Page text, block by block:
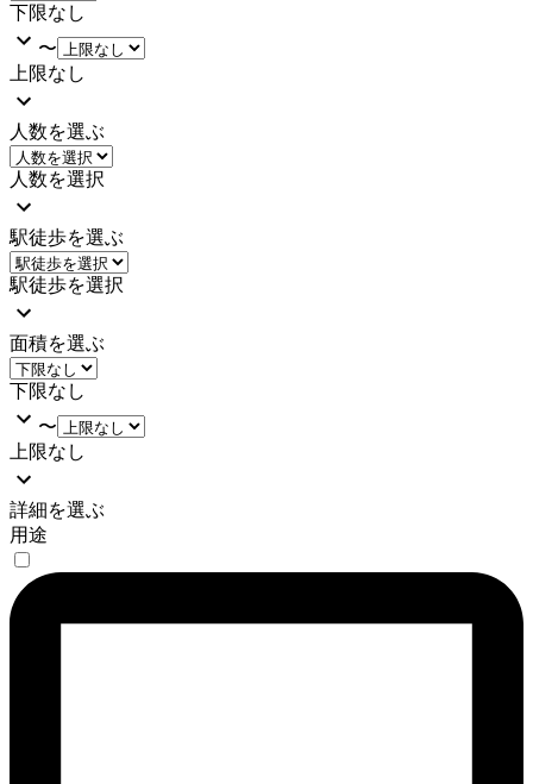
下限なし
〜
上限なし
人数を選ぶ
人数を選択
駅徒歩を選ぶ
駅徒歩を選択
面積を選ぶ
下限なし
〜
上限なし
詳細を選ぶ
用途